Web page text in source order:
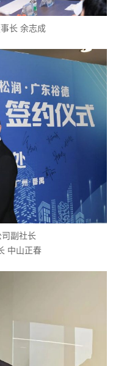
长 余志成
副社长
中山正春